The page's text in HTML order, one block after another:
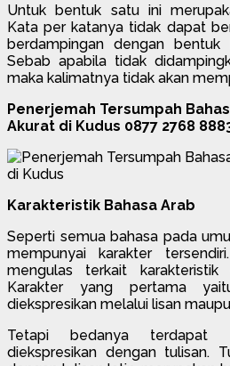
Untuk bentuk satu ini
Kata per katanya tidak dapat
berdampingan dengan
Sebab apabila tidak
maka kalimatnya tidak akan
Penerjemah Tersumpah
Akurat di Kudus 0877 2768
Karakteristik Bahasa Arab
Seperti semua bahasa pada
mempunyai karakter
mengulas terkait
Karakter yang pertama
diekspresikan melalui lisan
Tetapi bedanya terdapat
diekspresikan dengan tulisan.